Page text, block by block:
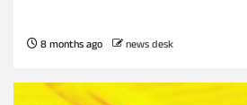
8 months ago news desk